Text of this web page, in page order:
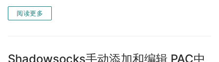
阅读更多
Shadowsocks手动添加和编辑 PAC中